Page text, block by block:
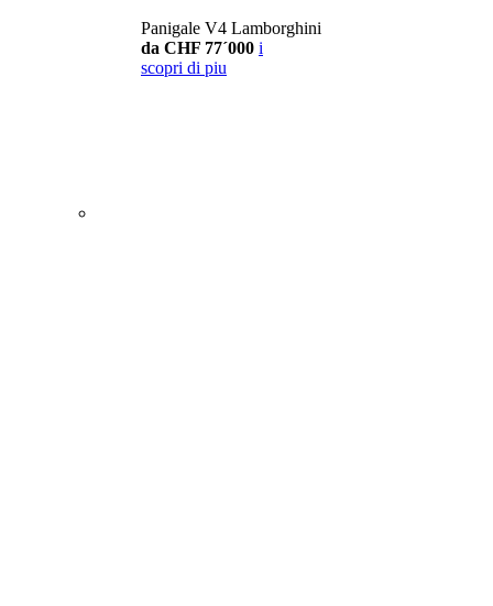
Panigale V4 Lamborghini
da CHF 77´000 i
scopri di piu